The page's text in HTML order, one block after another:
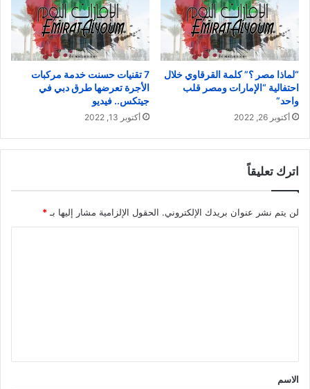
“لماذا مصر ؟” كلمة القرقاوي خلال
احتفالية “الإمارات ومصر قلب
واحد”
أكتوبر 26, 2022
7 تقنيات حسنت خدمة مركبات
الأجرة تعرضها طرق دبي في
جيتكس.. فيديو
أكتوبر 13, 2022
اترك تعليقاً
لن يتم نشر عنوان بريدك الإلكتروني. الحقول الإلزامية مشار إليها بـ *
ق
*
الاسم